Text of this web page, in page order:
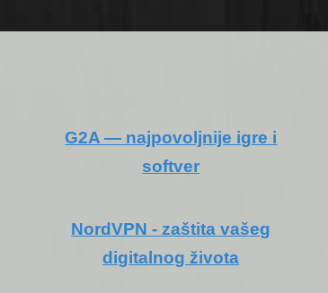
G2A — najpovoljnije igre i
softver
NordVPN - zaštita vašeg
digitalnog života